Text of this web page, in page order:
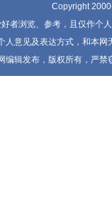
Copyright
者浏览、参考，且仅作个
人意见及表达方式，和本
编辑发布，版权所有，严